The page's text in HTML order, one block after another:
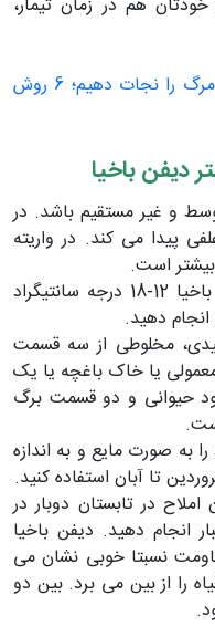
هم در زمان تیمار،
گیاهان خانگی در حال مرگ را نجات دهیم؛ 6 روش
دیفن باخیا
و غیر مستقیم باشد. در
پیدا می کند. در واریته
است.
برای دیفن باخیا 12-18 درجه سانتیگراد
دهید.
مخلوطی از سه قسمت
یا خاک باغچه یا یک
و دو قسمت برگ
به صورت مایع و به اندازه
در تابستان دوبار در
انجام دهید. دیفن باخیا
نسبتا خوبی نشان می
را از بین می برد. بین دو